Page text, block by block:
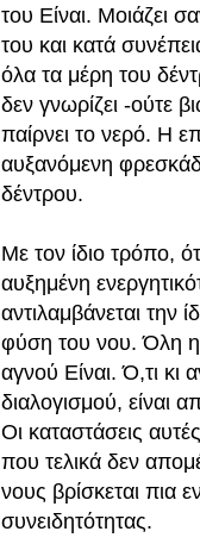
του Είναι. Μοιάζει
του και κατά
όλα τα μέρη του
δεν γνωρίζει -ούτε
παίρνει το νερό. Η
αυξανόμενη
δέντρου.
Με τον ίδιο τρόπο,
αυξημένη
αντιλαμβάνεται την
φύση του νου. Όλη η
αγνού Είναι. Ό,τι κι
διαλογισμού, είναι
Οι καταστάσεις
που τελικά δεν
νους βρίσκεται πια
συνειδητότητας.